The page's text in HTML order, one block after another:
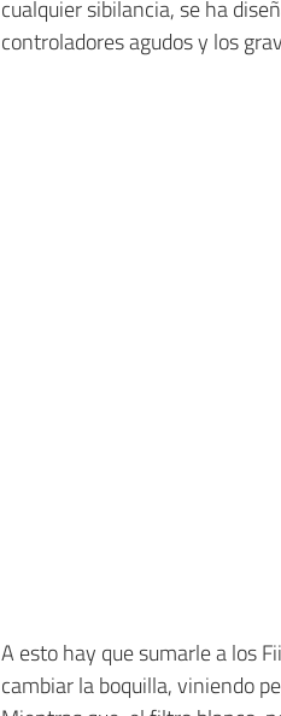
cualquier sibilancia, se ha
controladores agudos y los
A esto hay que sumarle a los
cambiar la boquilla, viniendo